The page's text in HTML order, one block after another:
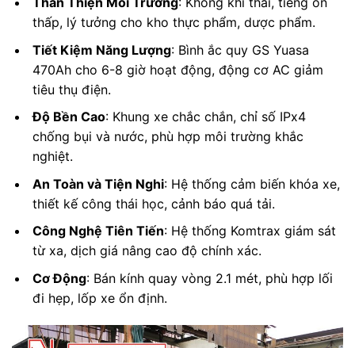
thấp, lý tưởng cho kho thực phẩm, dược phẩm.
Tiết Kiệm Năng Lượng: Bình ắc quy GS Yuasa
470Ah cho 6-8 giờ hoạt động, động cơ AC giảm
tiêu thụ điện.
Độ Bền Cao: Khung xe chắc chắn, chỉ số IPx4
chống bụi và nước, phù hợp môi trường khắc
nghiệt.
An Toàn và Tiện Nghi: Hệ thống cảm biến khóa xe,
thiết kế công thái học, cảnh báo quá tải.
Công Nghệ Tiên Tiến: Hệ thống Komtrax giám sát
từ xa, dịch giá nâng cao độ chính xác.
Cơ Động: Bán kính quay vòng 2.1 mét, phù hợp lối
đi hẹp, lốp xe ổn định.